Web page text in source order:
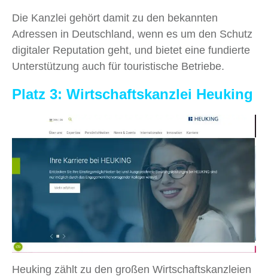
Die Kanzlei gehört damit zu den bekannten
Adressen in Deutschland, wenn es um den Schutz
digitaler Reputation geht, und bietet eine fundierte
Unterstützung auch für touristische Betriebe.
Platz 3: Wirtschaftskanzlei Heuking
Heuking zählt zu den großen Wirtschaftskanzleien